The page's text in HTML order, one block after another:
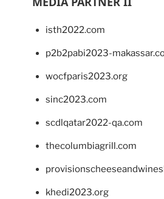
isth2022.com
p2b2pabi2023-
wocfparis2023.org
sinc2023.com
scdlqatar2022-qa.com
thecolumbiagrill.com
khedi2023.org